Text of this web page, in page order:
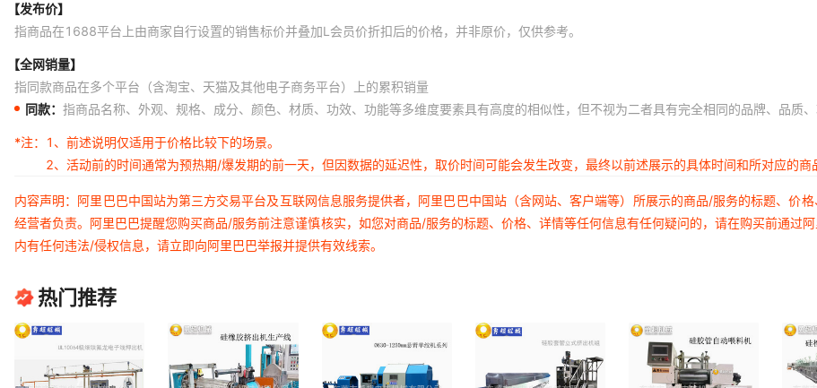
【发布价】
指商品在1688平台上由商家自行设置的销售标价并叠加L会员价折扣后的价格，并非原价，仅供参考。
【全网销量】
指同款商品在多个平台（含淘宝、天猫及其他电子商务平台）上的累积销量
同款： 指商品名称、外观、规格、成分、颜色、材质、功效、功能等多维度要素具有高度的相似性，但不视为二者具有完全相同的品牌、品质、
*注：
1、前述说明仅适用于价格比较下的场景。
2、活动前的时间通常为预热期/爆发期的前一天，但因数据的延迟性，取价时间可能会发生改变，最终以前述展示的具体时间和所对应的商
内容声明：阿里巴巴中国站为第三方交易平台及互联网信息服务提供者，阿里巴巴中国站（含网站、客户端等）所展示的商品/服务的标题、价
经营者负责。阿里巴巴提醒您购买商品/服务前注意谨慎核实，如您对商品/服务的标题、价格、详情等任何信息有任何疑问的，请在购买前通过
内有任何违法/侵权信息，请立即向阿里巴巴举报并提供有效线索。
热门推荐